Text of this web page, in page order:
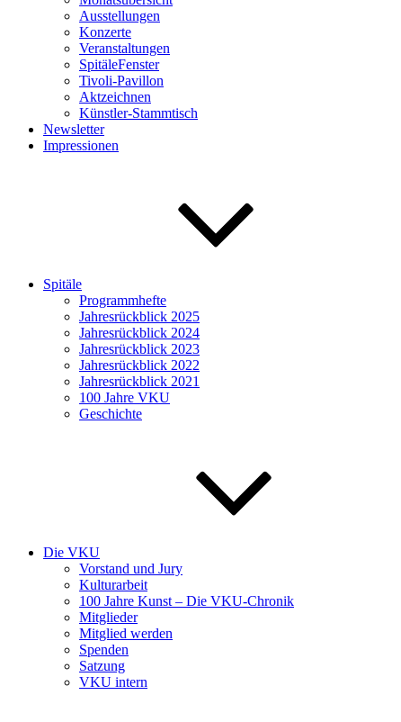
Ausstellungen
Konzerte
Veranstaltungen
SpitäleFenster
Tivoli-Pavillon
Aktzeichnen
Künstler-Stammtisch
Newsletter
Impressionen
Spitäle
Programmhefte
Jahresrückblick 2025
Jahresrückblick 2024
Jahresrückblick 2023
Jahresrückblick 2022
Jahresrückblick 2021
100 Jahre VKU
Geschichte
Die VKU
Vorstand und Jury
Kulturarbeit
100 Jahre Kunst – Die VKU-Chronik
Mitglieder
Mitglied werden
Spenden
Satzung
VKU intern